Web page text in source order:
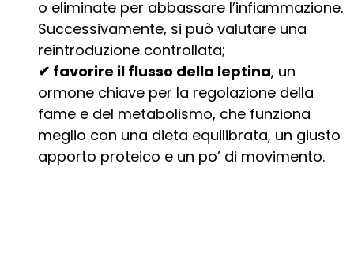
o eliminate per abbassare l’infiammazione.
Successivamente, si può valutare una
reintroduzione controllata;
✔ favorire il flusso della leptina, un
ormone chiave per la regolazione della
fame e del metabolismo, che funziona
meglio con una dieta equilibrata, un giusto
apporto proteico e un po’ di movimento.